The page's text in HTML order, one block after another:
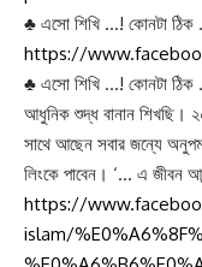
post.html
♣ এসো শিখি …! কোনটা ঠিক
https://
♣ এসো শিখি …! কোনটা ঠিক
আধুনিক শুদ্ধ বানান শিখছি।
সাথে আছেন সবার জন্যে
লিংকে পাবেন। ‘… এ জীবন
https://
islam/